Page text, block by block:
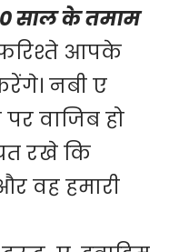
साल के तमाम
आपके
नबी ए
वाजिब हो
रखे कि
वह हमारी